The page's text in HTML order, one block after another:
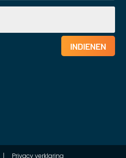
INDIENEN
| Privacy verklaring